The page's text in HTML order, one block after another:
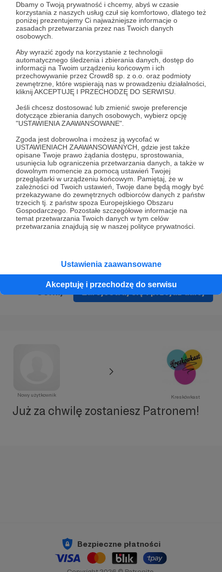
Dbamy o Twoją prywatność i chcemy, abyś w czasie
korzystania z naszych usług czuł się komfortowo, dlatego też
poniżej prezentujemy Ci najważniejsze informacje o
zasadach przetwarzania przez nas Twoich danych
osobowych.
Aby wyrazić zgody na korzystanie z technologii
automatycznego śledzenia i zbierania danych, dostęp do
informacji na Twoim urządzeniu końcowym i ich
przechowywanie przez Crowd8 sp. z o.o. oraz podmioty
zewnętrzne, które wspierają nas w prowadzeniu działalności,
kliknij AKCEPTUJĘ I PRZECHODZĘ DO SERWISU.
Jeśli chcesz dostosować lub zmienić swoje preferencje
dotyczące zbierania danych osobowych, wybierz opcję
"USTAWIENIA ZAAWANSOWANE".
Zgoda jest dobrowolna i możesz ją wycofać w
USTAWIENIACH ZAAWANSOWANYCH, gdzie jest także
opisane Twoje prawo żądania dostępu, sprostowania,
usunięcia lub ograniczenia przetwarzania danych, a także w
dowolnym momencie za pomocą ustawień Twojej
przeglądarki w urządzeniu końcowym. Pamiętaj, że w
zależności od Twoich ustawień, Twoje dane będą mogły być
przekazywane do zewnętrznych odbiorców danych z państw
trzecich tj. z państw spoza Europejskiego Obszaru
Gospodarczego. Pozostałe szczegółowe informacje na
temat przetwarzania Twoich danych w tym celów
przetwarzania znajdują się w naszej polityce prywatności.
Ustawienia zaawansowane
Akceptuję i przechodzę do serwisu
jest po przekazaniu podpisanego formularza "Zgodna na
założenie konta przez osobę niepełnoletnią", formularz
dostępny jest na stronie regulaminu Patronite.pl.
* Zapoznałem się i akceptujęRegulaminserwisu oraz
* Wyrażam zgodę na przetwarzanie moich danych
osobowych podanych w formularzu rejestracyjnym w celu
prawidłowego świadczenia usług serwisu Patronite.
Wyrażam zgodę na otrzymywanie drogą elektroniczną
informacji handlowych - newslettera. Opcja ta może zostać
zmieniona w ustawieniach konta.
Zarejestruj się i przejdź dalej
Nowy użytkownik Kreskówkast
Już za chwilę zostaniesz Patronem!
Bezpieczne płatności